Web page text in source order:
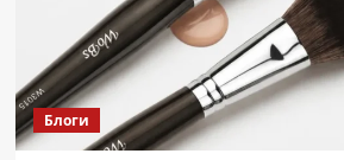
Блоги